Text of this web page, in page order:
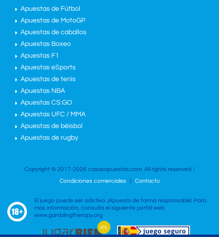
Apuestas de Fútbol
Apuestas de MotoGP
Apuestas de caballos
Apuestas Boxeo
Apuestas F1
Apuestas eSports
Apuestas de tenis
Apuestas NBA
Apuestas CS:GO
Apuestas UFC / MMA
Apuestas de béisbol
Apuestas de rugby
Copyright © 2017-2026 casasapuestas.com. All rights reserved. |
Condiciones comerciales
Contacto
El juego puede ser adictivo. ¡Apuesta de forma responsable! Para
más información, consulta el siguiente portal web
www.gamblingtherapy.org